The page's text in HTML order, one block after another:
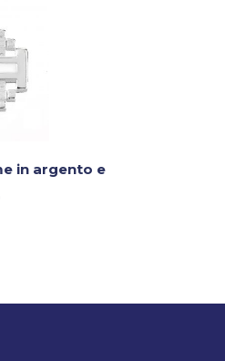
in argento e